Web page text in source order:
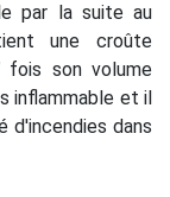
par la suite au
une croûte
fois son volume
inflammable et il
d'incendies dans